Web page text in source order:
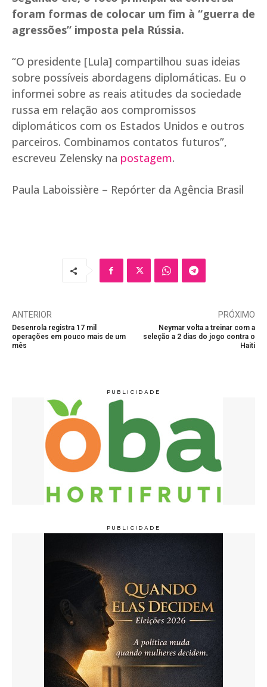
foram formas de colocar um fim à “guerra de
agressões” imposta pela Rússia.
“O presidente [Lula] compartilhou suas ideias
sobre possíveis abordagens diplomáticas. Eu o
informei sobre as reais atitudes da sociedade
russa em relação aos compromissos
diplomáticos com os Estados Unidos e outros
parceiros. Combinamos contatos futuros”,
escreveu Zelensky na postagem.
Paula Laboissière – Repórter da Agência Brasil
ANTERIOR
Desenrola registra 17 mil
operações em pouco mais de um
mês
PRÓXIMO
Neymar volta a treinar com a
seleção a 2 dias do jogo contra o
Haiti